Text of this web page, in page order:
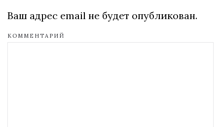
Ваш адрес email не будет опубликован.
КОММЕНТАРИЙ